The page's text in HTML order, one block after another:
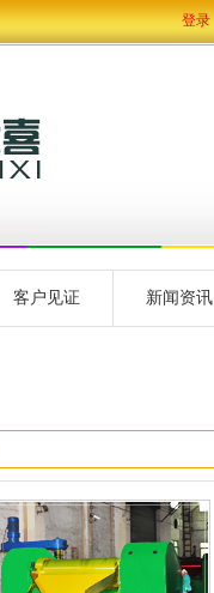
登录
客户见证 新闻资讯